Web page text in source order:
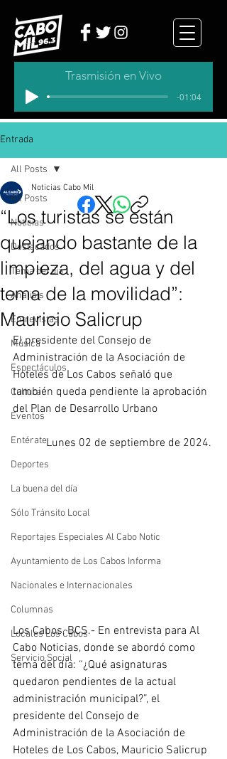
Trasmisión en Vivo
-01:04
Entrada
All Posts
Noticias
Destacados
Tema del dia
Analisis
Entrevistas
Música
Espectáculos
Cultura
Eventos
Entérate
Deportes
La buena del día
Sólo Tránsito Local
Reportajes Especiales Al Cabo Notic
Ayuntamiento de Los Cabos Informa
Nacionales e Internacionales
Columnas
Locales Los Cabos
Servicio Social
All Posts
“Los turistas se están
quejando bastante de la
limpieza, del agua y del
tema de la movilidad”:
Mauricio Salicrup
Noticias Cabo Mil
El presidente del Consejo de
Administración de la Asociación de
Hoteles de Los Cabos señaló que
también queda pendiente la aprobación
del Plan de Desarrollo Urbano
Lunes 02 de septiembre de 2024.
Los Cabos, BCS.- En entrevista para Al
Cabo Noticias, donde se abordó como
tema del día: “¿Qué asignaturas
quedaron pendientes de la actual
administración municipal?”, el
presidente del Consejo de
Administración de la Asociación de
Hoteles de Los Cabos, Mauricio Salicrup